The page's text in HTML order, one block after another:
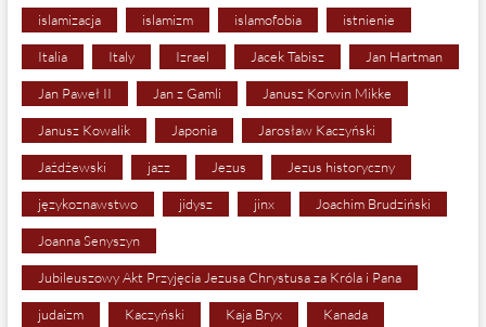
islamizacja islamizm islamofobia istnienie
Italia Italy Izrael Jacek Tabisz Jan Hartman
Jan Paweł II Jan z Gamli Janusz Korwin Mikke
Janusz Kowalik Japonia Jarosław Kaczyński
Jażdżewski jazz Jezus Jezus historyczny
językoznawstwo jidysz jinx Joachim Brudziński
Joanna Senyszyn
Jubileuszowy Akt Przyjęcia Jezusa Chrystusa za Króla i Pana
judaizm Kaczyński Kaja Bryx Kanada